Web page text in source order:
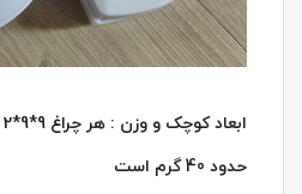
حدود 40 گرم است